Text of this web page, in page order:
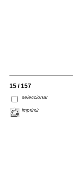
15 / 157
seleccionar
imprimir